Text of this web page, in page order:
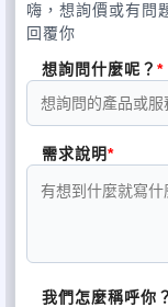
嗨，想詢價或有問
回覆你
想詢問什麼呢？
需求說明
我們怎麼稱呼你？